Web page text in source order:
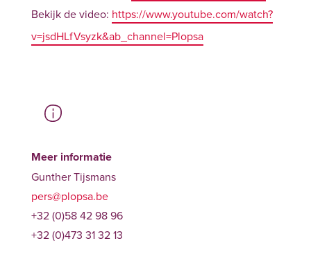
Bekijk de video: https://www.youtube.com/watch?
v=jsdHLfVsyzk&ab_channel=Plopsa
Meer informatie
Gunther Tijsmans
pers@plopsa.be
+32 (0)58 42 98 96
+32 (0)473 31 32 13